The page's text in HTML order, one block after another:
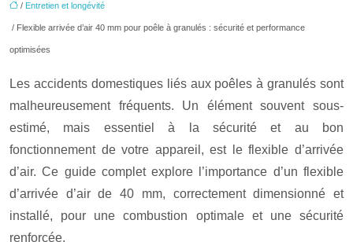
/ Entretien et longévité
/ Flexible arrivée d’air 40 mm pour poêle à granulés : sécurité et performance
optimisées
Les accidents domestiques liés aux poêles à granulés sont
malheureusement fréquents. Un élément souvent sous-
estimé, mais essentiel à la sécurité et au bon
fonctionnement de votre appareil, est le flexible d’arrivée
d’air. Ce guide complet explore l’importance d’un flexible
d’arrivée d’air de 40 mm, correctement dimensionné et
installé, pour une combustion optimale et une sécurité
renforcée.